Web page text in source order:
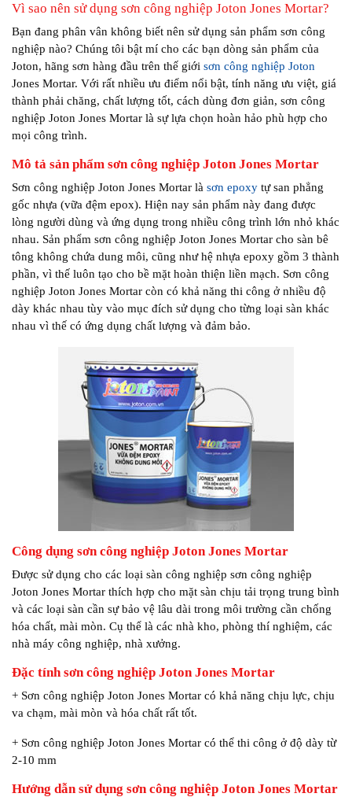
Vì sao nên sử dụng sơn công nghiệp Joton Jones Mortar?
Bạn đang phân vân không biết nên sử dụng sản phẩm sơn công
nghiệp nào? Chúng tôi bật mí cho các bạn dòng sản phẩm của
Joton, hãng sơn hàng đầu trên thế giới sơn công nghiệp Joton
Jones Mortar. Với rất nhiều ưu điểm nổi bật, tính năng ưu việt, giá
thành phải chăng, chất lượng tốt, cách dùng đơn giản, sơn công
nghiệp Joton Jones Mortar là sự lựa chọn hoàn hảo phù hợp cho
mọi công trình.
Mô tả sản phẩm sơn công nghiệp Joton Jones Mortar
Sơn công nghiệp Joton Jones Mortar là sơn epoxy tự san phẳng
gốc nhựa (vữa đệm epox). Hiện nay sản phẩm này đang được
lòng người dùng và ứng dụng trong nhiều công trình lớn nhỏ khác
nhau. Sản phẩm sơn công nghiệp Joton Jones Mortar cho sàn bê
tông không chứa dung môi, cũng như hệ nhựa epoxy gồm 3 thành
phần, vì thế luôn tạo cho bề mặt hoàn thiện liền mạch. Sơn công
nghiệp Joton Jones Mortar còn có khả năng thi công ở nhiều độ
dày khác nhau tùy vào mục đích sử dụng cho từng loại sàn khác
nhau vì thế có ứng dụng chất lượng và đảm bảo.
Công dụng sơn công nghiệp Joton Jones Mortar
Được sử dụng cho các loại sàn công nghiệp sơn công nghiệp
Joton Jones Mortar thích hợp cho mặt sàn chịu tải trọng trung bình
và các loại sàn cần sự bảo vệ lâu dài trong môi trường cần chống
hóa chất, mài mòn. Cụ thể là các nhà kho, phòng thí nghiệm, các
nhà máy công nghiệp, nhà xưởng.
Đặc tính sơn công nghiệp Joton Jones Mortar
+ Sơn công nghiệp Joton Jones Mortar có khả năng chịu lực, chịu
va chạm, mài mòn và hóa chất rất tốt.
+ Sơn công nghiệp Joton Jones Mortar có thể thi công ở độ dày từ
2-10 mm
Hướng dẫn sử dụng sơn công nghiệp Joton Jones Mortar